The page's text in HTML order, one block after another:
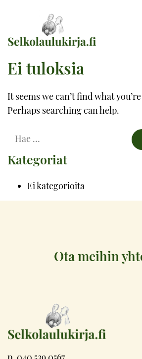
Ei tuloksia
It seems we can’t find what
Perhaps searching can help.
Kategoriat
Ei kategorioita
Ota meihin